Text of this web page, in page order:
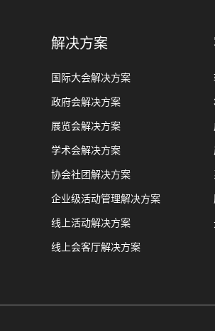
解决方案
国际大会解决方案
政府会解决方案
展览会解决方案
学术会解决方案
协会社团解决方案
企业级活动管理解决方案
线上活动解决方案
线上会客厅解决方案